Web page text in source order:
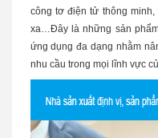
công tơ điện tử thông
xa…Đây là những sản
ứng dụng đa dạng nhằm
nhu cầu trong mọi lĩnh vực